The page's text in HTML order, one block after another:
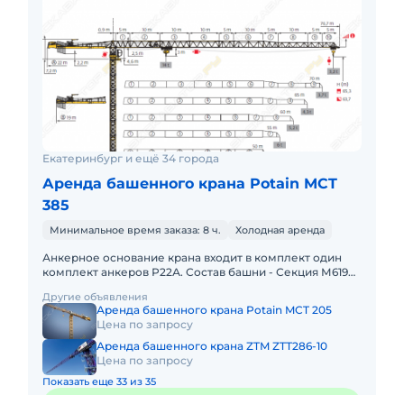
Екатеринбург и ещё 34 города
Аренда башенного крана Potain MCT
385
Минимальное время заказа: 8 ч. Холодная аренда
Анкерное основание крана входит в комплект один
комплект анкеров Р22А. Состав башни - Секция М619А
Другие объявления
Аренда башенного крана Potain MCT 205
Цена по запросу
Аренда башенного крана ZTM ZTT286-10
Цена по запросу
Показать еще 33 из 35